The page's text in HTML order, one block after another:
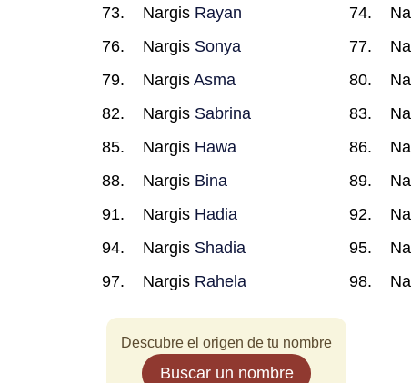
Nargis Rayan
Nargis Sonya
Nargis Asma
Nargis Sabrina
Nargis Hawa
Nargis Bina
Nargis Hadia
Nargis Shadia
Nargis Rahela
Descubre el origen de tu nombre
Buscar un nombre